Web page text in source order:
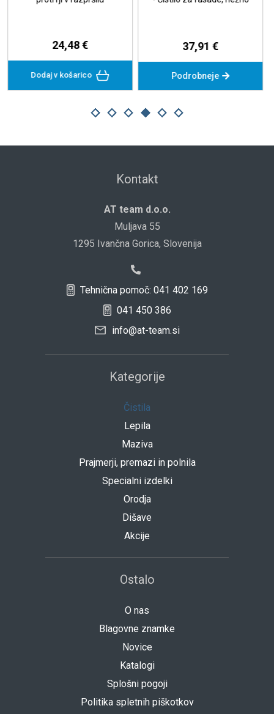
Podrobneje
222,64 €
Podrobneje
Kontakt
AT team d.o.o.
Muljava 55
1295 Ivančna Gorica, Slovenija
Tehnična pomoč: 041 402 169
041 450 386
info@at-team.si
Kategorije
Čistila
Lepila
Maziva
Prajmerji, premazi in polnila
Specialni izdelki
Orodja
Dišave
Akcije
Ostalo
O nas
Blagovne znamke
Novice
Katalogi
Splošni pogoji
Politika spletnih piškotkov